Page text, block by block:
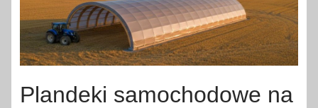
Plandeki samochodowe na